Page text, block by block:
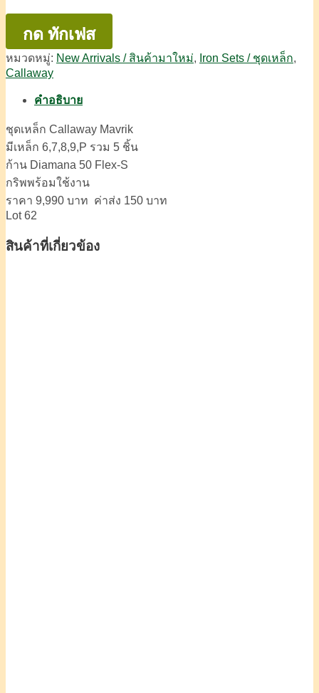
กด ทักเฟส
หมวดหมู่: New Arrivals / สินค้ามาใหม่, Iron Sets / ชุดเหล็ก,
Callaway
คำอธิบาย
ชุดเหล็ก Callaway Mavrik
มีเหล็ก 6,7,8,9,P รวม 5 ชิ้น
ก้าน Diamana 50 Flex-S
กริพพร้อมใช้งาน
ราคา 9,990 บาท ค่าส่ง 150 บาท
Lot 62
สินค้าที่เกี่ยวข้อง